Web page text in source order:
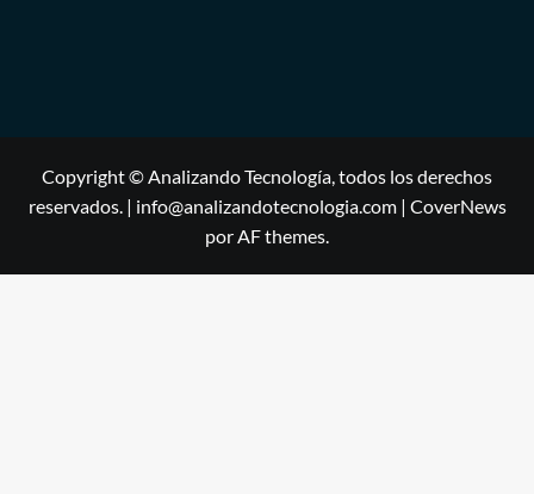
Copyright © Analizando Tecnología, todos los derechos
reservados. | info@analizandotecnologia.com | CoverNews
por AF themes.